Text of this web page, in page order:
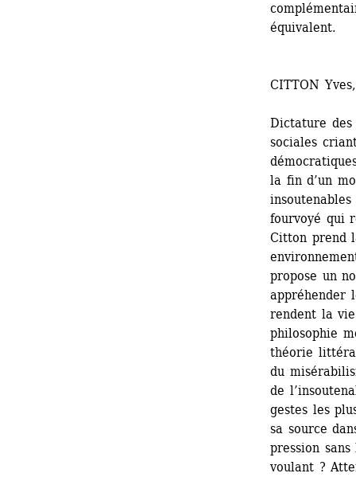
équivalent.
CITTON
Dictature des
sociales
la fin d’un
fourvoyé qui
Citton prend
propose un
appréhender
rendent la
philosophie
théorie
du
de
gestes les
sa source
pression
voulant ?